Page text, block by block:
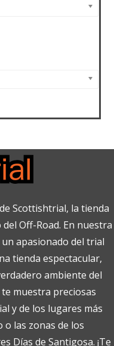
Scottishtrial, la tienda
Off-Road. En nuestra
apasionado del trial
tienda espectacular,
ambiente del
muestra preciosas
y de los lugares más
o las zonas de los
Días de Santigosa. ¡Te